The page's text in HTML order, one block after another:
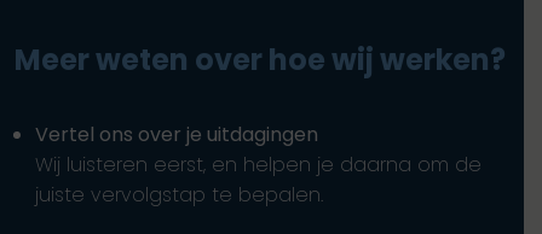
Meer weten over hoe wij werken?
Vertel ons over je uitdagingen
Wij luisteren eerst, en helpen je daarna om de
juiste vervolgstap te bepalen.